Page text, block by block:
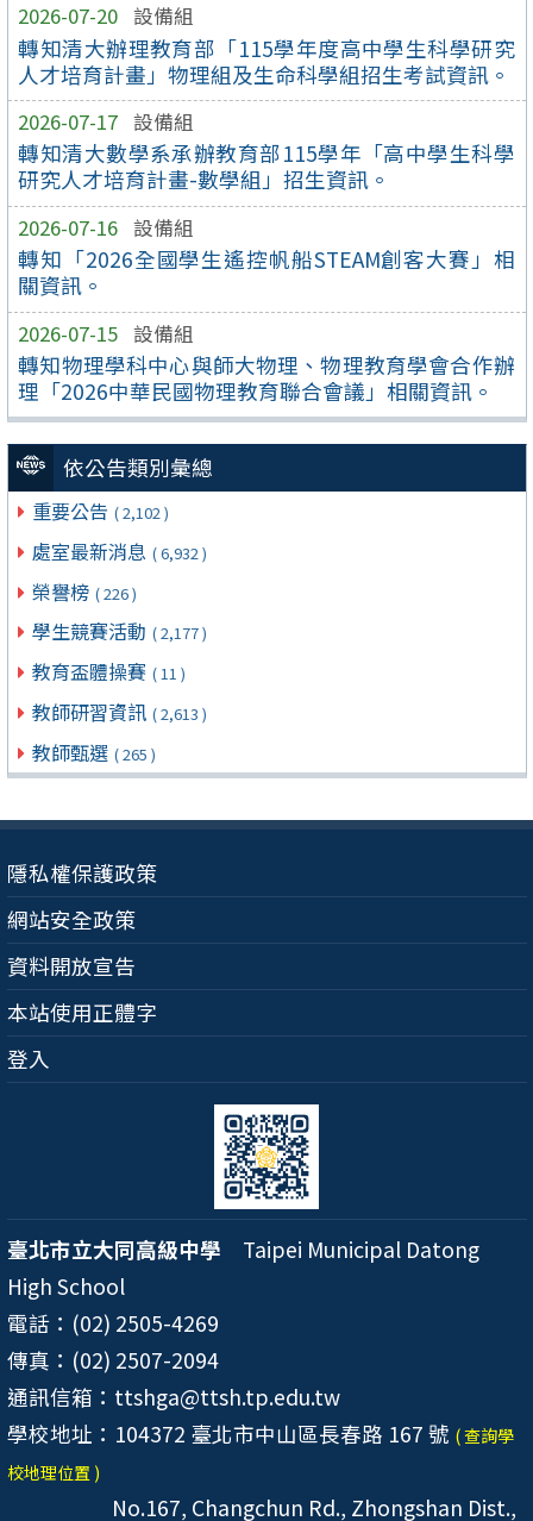
2026-07-20 設備組
轉知清大辦理教育部「115學年度高中學生科學研究
人才培育計畫」物理組及生命科學組招生考試資訊。
2026-07-17 設備組
轉知清大數學系承辦教育部115學年「高中學生科學
研究人才培育計畫-數學組」招生資訊。
2026-07-16 設備組
轉知「2026全國學生遙控帆船STEAM創客大賽」相
關資訊。
2026-07-15 設備組
轉知物理學科中心與師大物理、物理教育學會合作辦
理「2026中華民國物理教育聯合會議」相關資訊。
依公告類別彙總
重要公告 ( 2,102 )
處室最新消息 ( 6,932 )
榮譽榜 ( 226 )
學生競賽活動 ( 2,177 )
教育盃體操賽 ( 11 )
教師研習資訊 ( 2,613 )
教師甄選 ( 265 )
隱私權保護政策
網站安全政策
資料開放宣告
本站使用正體字
登入
臺北市立大同高級中學 Taipei Municipal Datong
High School
電話：(02) 2505-4269
傳真：(02) 2507-2094
通訊信箱：ttshga@ttsh.tp.edu.tw
學校地址：104372 臺北市中山區長春路 167 號 ( 查詢學
校地理位置 )
No.167, Changchun Rd., Zhongshan Dist.,